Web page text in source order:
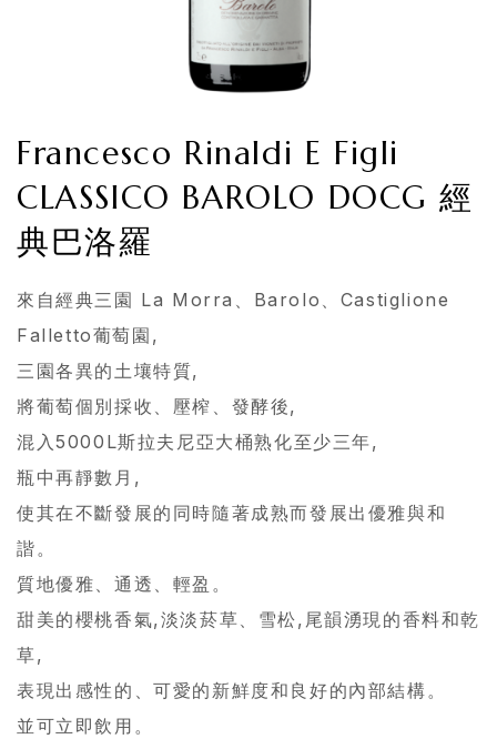
Francesco Rinaldi E Figli
CLASSICO BAROLO DOCG 經
典巴洛羅
來自經典三園 La Morra、Barolo、Castiglione
Falletto葡萄園,
三園各異的土壤特質,
將葡萄個別採收、壓榨、發酵後,
混入5000L斯拉夫尼亞大桶熟化至少三年,
瓶中再靜數月,
使其在不斷發展的同時隨著成熟而發展出優雅與和
諧。
質地優雅、通透、輕盈。
甜美的櫻桃香氣,淡淡菸草、雪松,尾韻湧現的香料和乾
草,
表現出感性的、可愛的新鮮度和良好的內部結構。
並可立即飲用。